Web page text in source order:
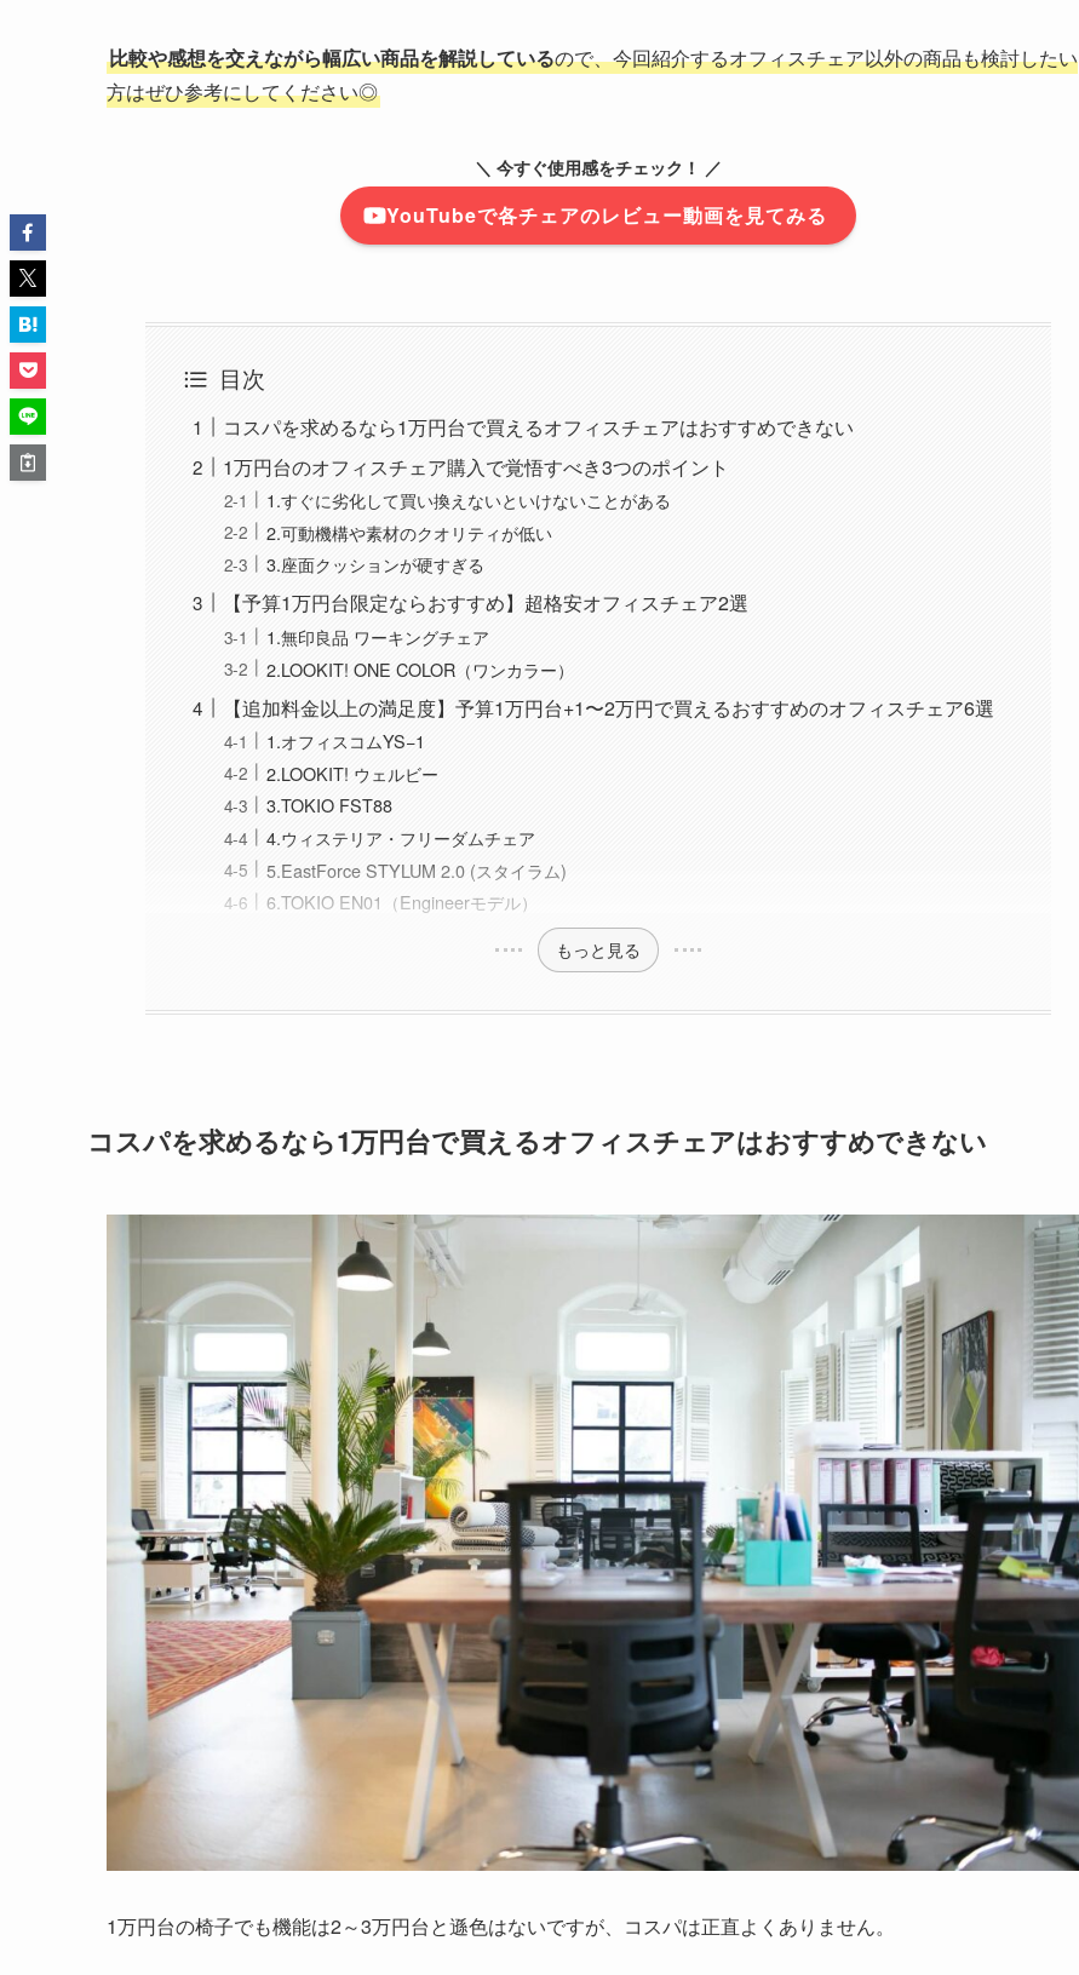
比較や感想を交えながら幅広い商品を解説しているので、今回紹介するオフィスチェア以外の商品も検討したい
方はぜひ参考にしてください◎
＼ 今すぐ使用感をチェック！ ／
YouTubeで各チェアのレビュー動画を見てみる
目次
コスパを求めるなら1万円台で買えるオフィスチェアはおすすめできない
1万円台のオフィスチェア購入で覚悟すべき3つのポイント
1.すぐに劣化して買い換えないといけないことがある
2.可動機構や素材のクオリティが低い
3.座面クッションが硬すぎる
【予算1万円台限定ならおすすめ】超格安オフィスチェア2選
1.無印良品 ワーキングチェア
2.LOOKIT! ONE COLOR（ワンカラー）
【追加料金以上の満足度】予算1万円台+1〜2万円で買えるおすすめのオフィスチェア6選
1.オフィスコムYS−1
2.LOOKIT! ウェルビー
3.TOKIO FST88
4.ウィステリア・フリーダムチェア
5.EastForce STYLUM 2.0 (スタイラム)
6.TOKIO EN01（Engineerモデル）
もっと見る
コスパを求めるなら1万円台で買えるオフィスチェアはおすすめできない
1万円台の椅子でも機能は2～3万円台と遜色はないですが、コスパは正直よくありません。